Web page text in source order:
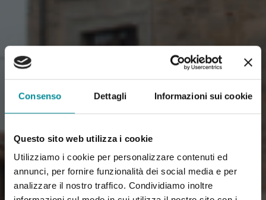
Consenso Dettagli Informazioni sui cookie
Questo sito web utilizza i cookie
Utilizziamo i cookie per personalizzare contenuti ed
annunci, per fornire funzionalità dei social media e per
analizzare il nostro traffico. Condividiamo inoltre